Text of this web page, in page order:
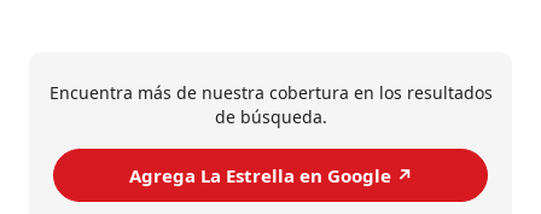
Encuentra más de nuestra cobertura en los resultados
de búsqueda.
Agrega La Estrella en Google ↗️